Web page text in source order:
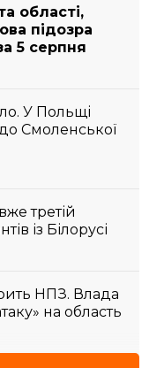
області,
підозра
5 серпня
У Польщі
Смоленської
третій
із Білорусі
НПЗ. Влада
на область